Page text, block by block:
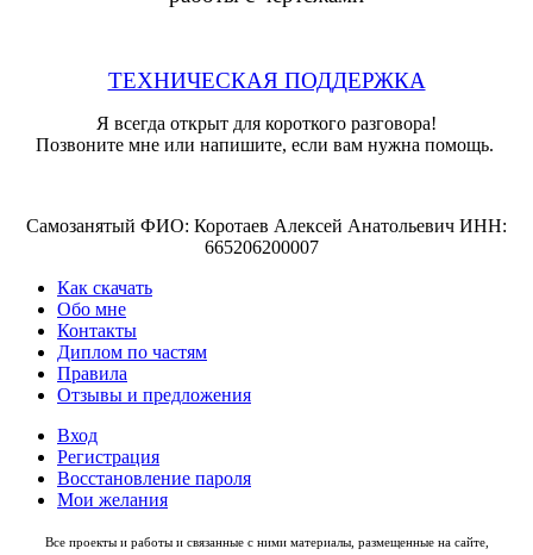
ТЕХНИЧЕСКАЯ ПОДДЕРЖКА
Я всегда открыт для короткого разговора!
Позвоните мне или напишите, если вам нужна помощь.
Самозанятый ФИО: Коротаев Алексей Анатольевич ИНН:
665206200007
Как скачать
Обо мне
Контакты
Диплом по частям
Правила
Отзывы и предложения
Вход
Регистрация
Восстановление пароля
Мои желания
Все проекты и работы и связанные с ними материалы, размещенные на сайте,